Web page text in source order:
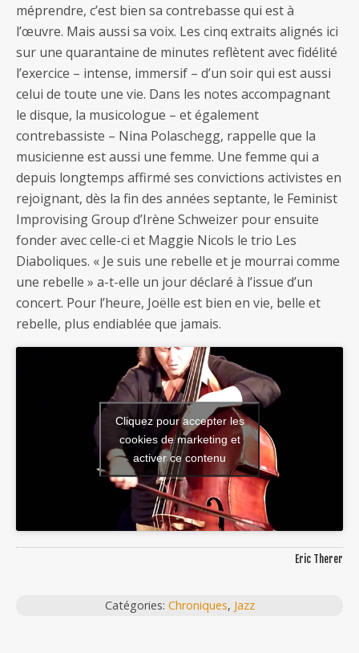
méprendre, c’est bien sa contrebasse qui est à
l’œuvre. Mais aussi sa voix. Les cinq extraits alignés ici
sur une quarantaine de minutes reflètent avec fidélité
l’exercice – intense, immersif – d’un soir qui est aussi
celui de toute une vie. Dans les notes accompagnant
le disque, la musicologue – et également
contrebassiste – Nina Polaschegg, rappelle que la
musicienne est aussi une femme. Une femme qui a
depuis longtemps affirmé ses convictions activistes en
rejoignant, dès la fin des années septante, le Feminist
Improvising Group d’Irène Schweizer pour ensuite
fonder avec celle-ci et Maggie Nicols le trio Les
Diaboliques. « Je suis une rebelle et je mourrai comme
une rebelle » a-t-elle un jour déclaré à l’issue d’un
concert. Pour l’heure, Joëlle est bien en vie, belle et
rebelle, plus endiablée que jamais.
Cliquez pour accepter les
cookies de marketing et
activer ce contenu
Eric Therer
Catégories: Chroniques, Jazz